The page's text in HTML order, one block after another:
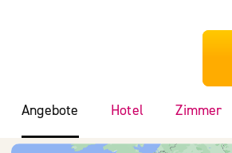
Angebote Hotel Zimmer